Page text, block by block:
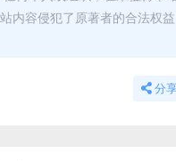
内容侵犯了原著者的合法权益
分